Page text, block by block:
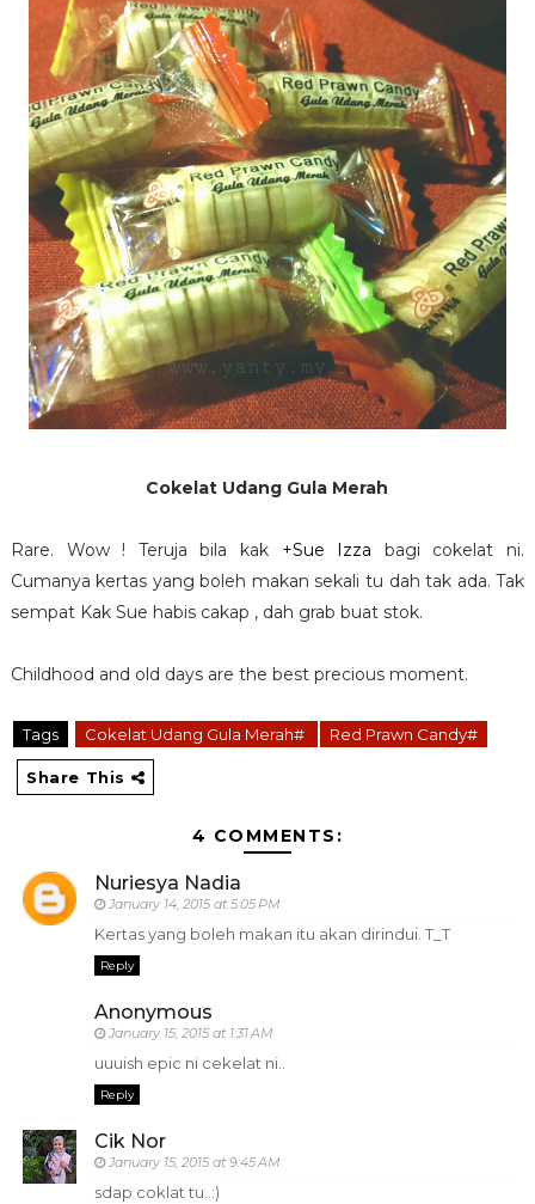
Cokelat Udang Gula Merah
Rare. Wow ! Teruja bila kak +Sue Izza bagi cokelat ni.
Cumanya kertas yang boleh makan sekali tu dah tak ada. Tak
sempat Kak Sue habis cakap , dah grab buat stok.
Childhood and old days are the best precious moment.
Tags Cokelat Udang Gula Merah# Red Prawn Candy#
Share This
4 COMMENTS:
Nuriesya Nadia
January 14, 2015 at 5:05 PM
Kertas yang boleh makan itu akan dirindui. T_T
Reply
Anonymous
January 15, 2015 at 1:31 AM
uuuish epic ni cekelat ni..
Reply
Cik Nor
January 15, 2015 at 9:45 AM
sdap coklat tu..:)